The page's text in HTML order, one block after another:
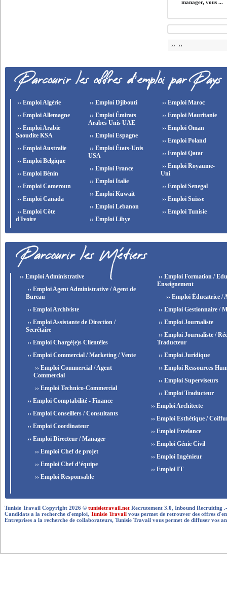
manager, vous ...
›› ››
›› Emploi Algérie
›› Emploi Allemagne
›› Emploi Arabie
Saoudite KSA
›› Emploi Australie
›› Emploi Belgique
›› Emploi Bénin
›› Emploi Cameroun
›› Emploi Canada
›› Emploi Côte
d'Ivoire
›› Emploi Djibouti
›› Emploi Émirats
Arabes Unis UAE
›› Emploi Espagne
›› Emploi États-Unis
USA
›› Emploi France
›› Emploi Italie
›› Emploi Kuwait
›› Emploi Lebanon
›› Emploi Libye
›› Emploi Maroc
›› Emploi Mauritanie
›› Emploi Oman
›› Emploi Poland
›› Emploi Qatar
›› Emploi Royaume-
Uni
›› Emploi Senegal
›› Emploi Suisse
›› Emploi Tunisie
›› Emploi Administrative
›› Emploi Agent Administrative / Agent de
Bureau
›› Emploi Archiviste
›› Emploi Assistante de Direction /
Secrétaire
›› Emploi Chargé(e)s Clientèles
›› Emploi Commercial / Marketing / Vente
›› Emploi Commercial / Agent
Commercial
›› Emploi Technico-Commercial
›› Emploi Comptabilité - Finance
›› Emploi Conseillers / Consultants
›› Emploi Coordinateur
›› Emploi Directeur / Manager
›› Emploi Chef de projet
›› Emploi Chef d’équipe
›› Emploi Responsable
›› Emploi Formation /
Enseignement
›› Emploi Éducatrice /
›› Emploi Gestionnaire /
›› Emploi Journaliste
›› Emploi Journaliste /
Traducteur
›› Emploi Juridique
›› Emploi Ressources
›› Emploi Superviseurs
›› Emploi Traducteur
›› Emploi Architecte
›› Emploi Esthétique /
›› Emploi Freelance
›› Emploi Génie Civil
›› Emploi Ingénieur
›› Emploi IT
Tunisie Travail Copyright 2026 ©tunisietravail.net Recrutement 3.0, Inbound Recruiting
Candidats a la recherche d'emploi,Tunisie Travail vous permet de retrouver des offres
Entreprises a la recherche de collaborateurs, Tunisie Travail vous permet de diffuser vos